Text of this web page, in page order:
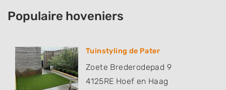
Populaire hoveniers
Tuinstyling de Pater
Zoete Brederodepad 9
4125RE Hoef en Haag